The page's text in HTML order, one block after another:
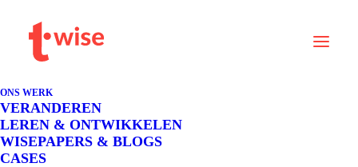
ONS WERK
VERANDEREN
LEREN & ONTWIKKELEN
WISEPAPERS & BLOGS
CASES
Maakt leren en
speelseneffectief